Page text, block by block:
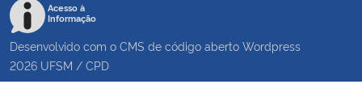
Acesso à
Informação
Desenvolvido com o CMS de código aberto Wordpress
2026 UFSM / CPD